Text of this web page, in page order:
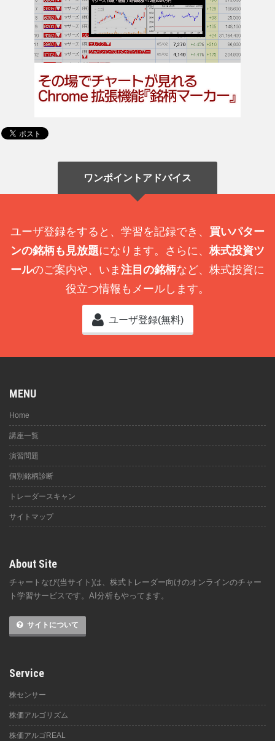
ワンポイントアドバイス
ユーザ登録をすると、学習を記録でき、 買いパター
ンの銘柄も見放題になります。さらに、 株式投資ツ
ールのご案内や、いま 注目の銘柄など、株式投資に
役立つ情報もメールします。
ユーザ登録(無料)
MENU
Home
講座一覧
演習問題
個別銘柄診断
トレーダースキャン
サイトマップ
About Site
チャートなび(当サイト)は、株式トレーダー向けのオンラインのチャー
ト学習サービスです。AI分析もやってます。
サイトについて
Service
株センサー
株価アルゴリズム
株価アルゴREAL